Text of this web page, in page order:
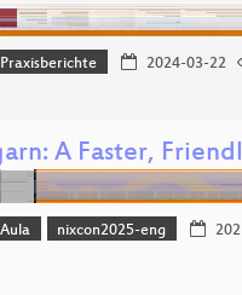
Praxisberichte 2024-03-22
A Faster,
Aula nixcon2025-eng